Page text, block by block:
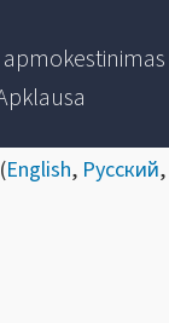
English, Русский,